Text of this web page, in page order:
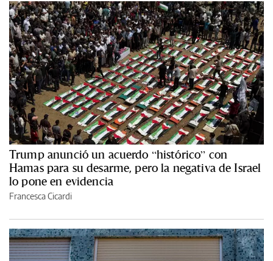
Trump anunció un acuerdo “histórico” con
Hamas para su desarme, pero la negativa de Israel
lo pone en evidencia
Francesca Cicardi